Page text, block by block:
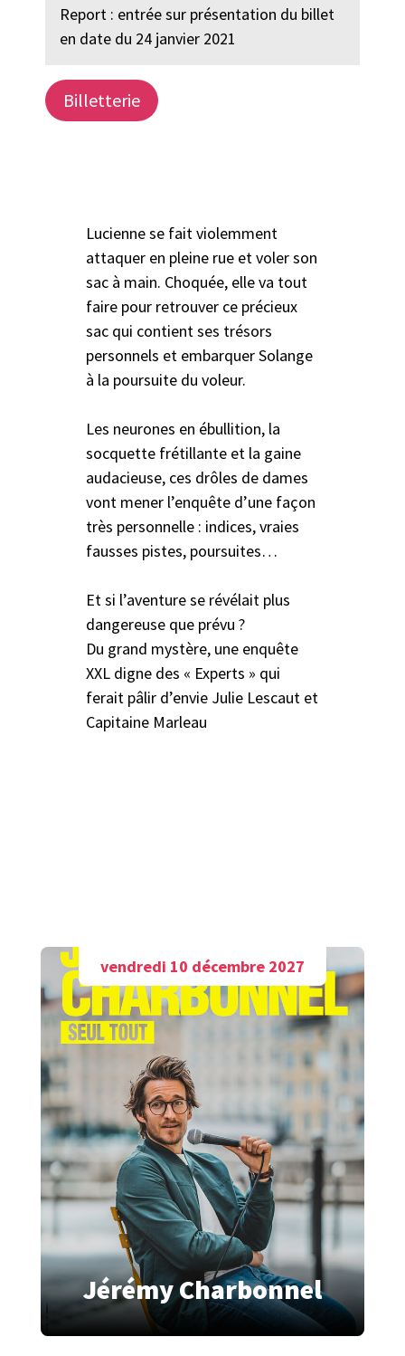
Report : entrée sur présentation du billet
en date du 24 janvier 2021
Billetterie
Lucienne se fait violemment
attaquer en pleine rue et voler son
sac à main. Choquée, elle va tout
faire pour retrouver ce précieux
sac qui contient ses trésors
personnels et embarquer Solange
à la poursuite du voleur.
Les neurones en ébullition, la
socquette frétillante et la gaine
audacieuse, ces drôles de dames
vont mener l’enquête d’une façon
très personnelle : indices, vraies
fausses pistes, poursuites…
Et si l’aventure se révélait plus
dangereuse que prévu ?
Du grand mystère, une enquête
XXL digne des « Experts » qui
ferait pâlir d’envie Julie Lescaut et
Capitaine Marleau
vendredi 10 décembre 2027
Jérémy Charbonnel